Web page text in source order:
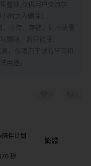
伴计划
秒
繁體